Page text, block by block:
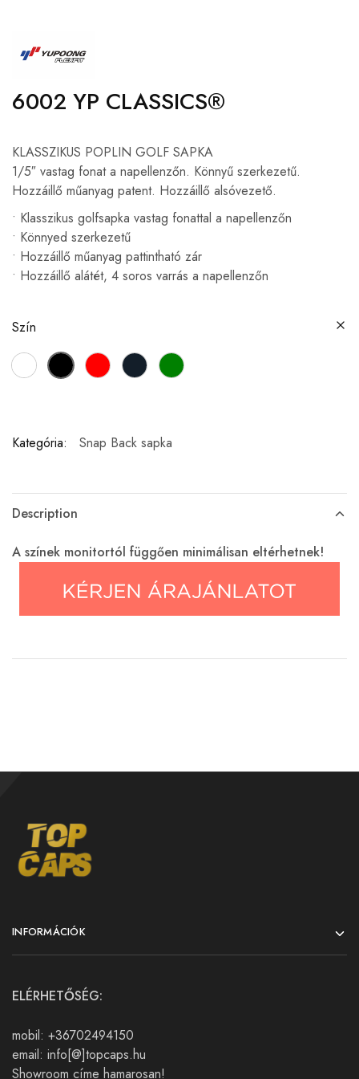
6002 YP CLASSICS®
KLASSZIKUS POPLIN GOLF SAPKA
1/5″ vastag fonat a napellenzőn. Könnyű szerkezetű.
Hozzáillő műanyag patent. Hozzáillő alsóvezető.
• Klasszikus golfsapka vastag fonattal a napellenzőn
• Könnyed szerkezetű
• Hozzáillő műanyag pattintható zár
• Hozzáillő alátét, 4 soros varrás a napellenzőn
Szín
Kategória: Snap Back sapka
Description
A színek monitortól függően minimálisan eltérhetnek!
INFORMÁCIÓK
ELÉRHETŐSÉG:
mobil: +36702494150
email: info[@]topcaps.hu
Showroom címe hamarosan!